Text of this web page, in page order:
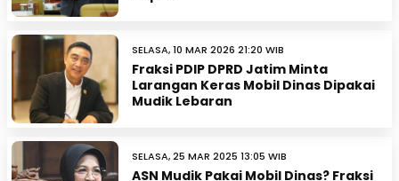
SELASA, 10 MAR 2026 21:20 WIB
Fraksi PDIP DPRD Jatim Minta
Larangan Keras Mobil Dinas Dipakai
Mudik Lebaran
SELASA, 25 MAR 2025 13:05 WIB
ASN Mudik Pakai Mobil Dinas? Fraksi